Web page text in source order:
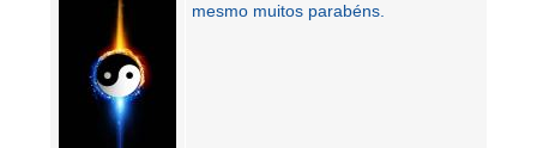
mesmo muitos parabéns.